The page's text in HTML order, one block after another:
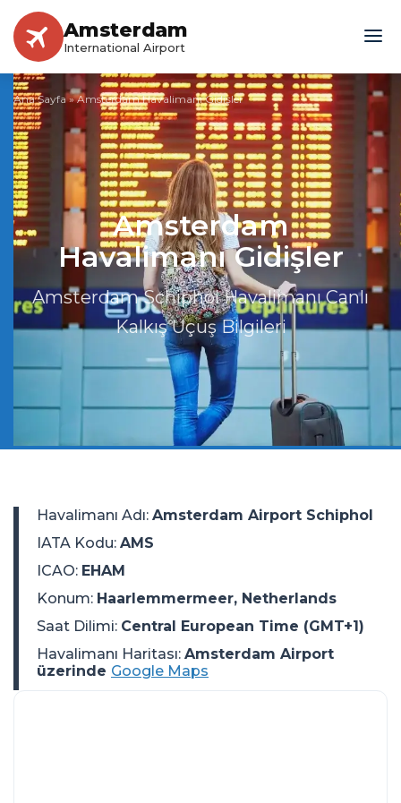
Amsterdam
International Airport
Ana Sayfa»Amsterdam Havalimanı Gidişler
Amsterdam
Havalimanı Gidişler
Amsterdam Schiphol Havalimanı Canlı
Kalkış Uçuş Bilgileri
Havalimanı Adı: Amsterdam Airport Schiphol
IATA Kodu: AMS
ICAO: EHAM
Konum: Haarlemmermeer, Netherlands
Saat Dilimi: Central European Time (GMT+1)
Havalimanı Haritası: Amsterdam Airport
üzerinde Google Maps